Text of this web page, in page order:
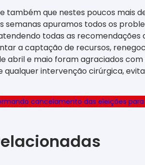
também que nestes poucos mais
semanas apuramos todos os
todas as recomendações
a captação de recursos,
abril e maio foram agraciados
qualquer intervenção cirúrgica,
cancelamento das eleições para